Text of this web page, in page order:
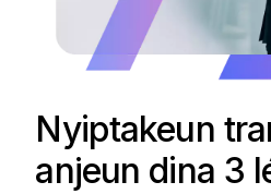
Nyiptakeun
anjeun dina 3